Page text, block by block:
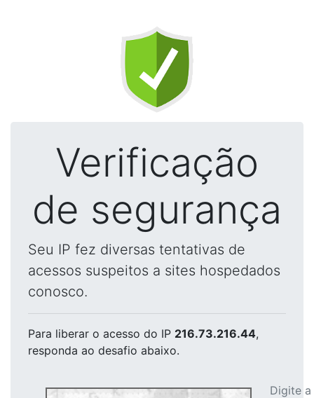
Verificação
de segurança
Seu IP fez diversas tentativas de
acessos suspeitos a sites hospedados
conosco.
Para liberar o acesso do IP 216.73.216.44,
responda ao desafio abaixo.
Digite